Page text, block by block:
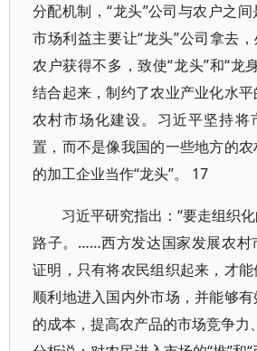
分配机制，“龙头”公司与农户之间
市场利益主要让“龙头”公司拿去
农户获得不多，致使“龙头”和“龙
结合起来，制约了农业产业化水
农村市场化建设。习近平坚持将
置，而不是像我国的一些地方的
的加工企业当作“龙头”。 17
习近平研究指出：“要走组织
路子。……西方发达国家发展农村
证明，只有将农民组织起来，才能
顺利地进入国内外市场，并能够
的成本，提高农产品的市场竞争力